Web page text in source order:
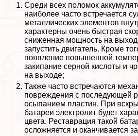
Среди всех поломок
наиболее часто встречается
металлических элементов
хаpaктерны очень быстрая
сниженная мощность на
запустить двигатель. Кроме
появление повышенной
закипание серной кислоты и
на выходе;
Также часто встречаются
повреждения с последующей
осыпанием пластин. При
батареи электролит будет
цвета. Реставрация такой
осложняется и оканчивается